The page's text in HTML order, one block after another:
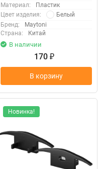
Материал:
Пластик
Цвет изделия:
Белый
Бренд:
Maytoni
Страна:
Китай
В наличии
170 ₽
В корзину
Новинка!